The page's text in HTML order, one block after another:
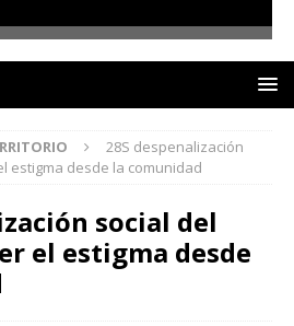
28S despenalización
estigma desde la comunidad
social del
el estigma desde